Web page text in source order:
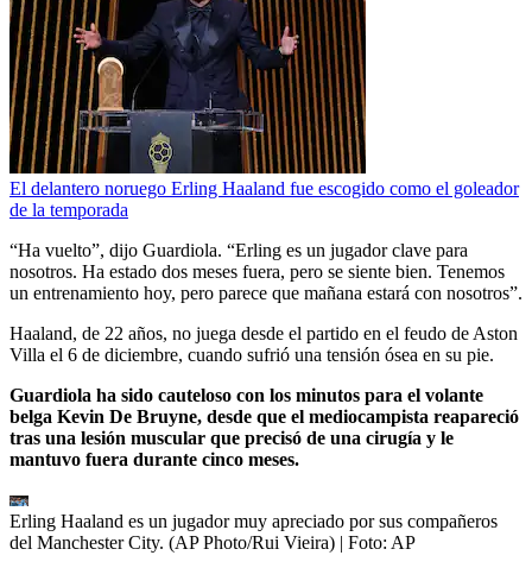
El delantero noruego Erling Haaland fue escogido como el goleador
de la temporada
“Ha vuelto”, dijo Guardiola. “Erling es un jugador clave para
nosotros. Ha estado dos meses fuera, pero se siente bien. Tenemos
un entrenamiento hoy, pero parece que mañana estará con nosotros”.
Haaland, de 22 años, no juega desde el partido en el feudo de Aston
Villa el 6 de diciembre, cuando sufrió una tensión ósea en su pie.
Guardiola ha sido cauteloso con los minutos para el volante
belga Kevin De Bruyne, desde que el mediocampista reapareció
tras una lesión muscular que precisó de una cirugía y le
mantuvo fuera durante cinco meses.
Erling Haaland es un jugador muy apreciado por sus compañeros
del Manchester City. (AP Photo/Rui Vieira) | Foto: AP